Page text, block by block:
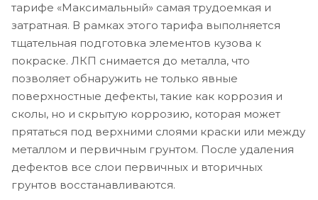
тарифе «Максимальный» самая трудоемкая и
затратная. В рамках этого тарифа выполняется
тщательная подготовка элементов кузова к
покраске. ЛКП снимается до металла, что
позволяет обнаружить не только явные
поверхностные дефекты, такие как коррозия и
сколы, но и скрытую коррозию, которая может
прятаться под верхними слоями краски или между
металлом и первичным грунтом. После удаления
дефектов все слои первичных и вторичных
грунтов восстанавливаются.